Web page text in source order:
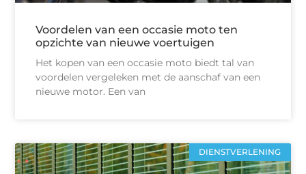
Voordelen van een occasie moto ten
opzichte van nieuwe voertuigen
Het kopen van een occasie moto biedt tal van
voordelen vergeleken met de aanschaf van een
nieuwe motor. Een van
DIENSTVERLENING